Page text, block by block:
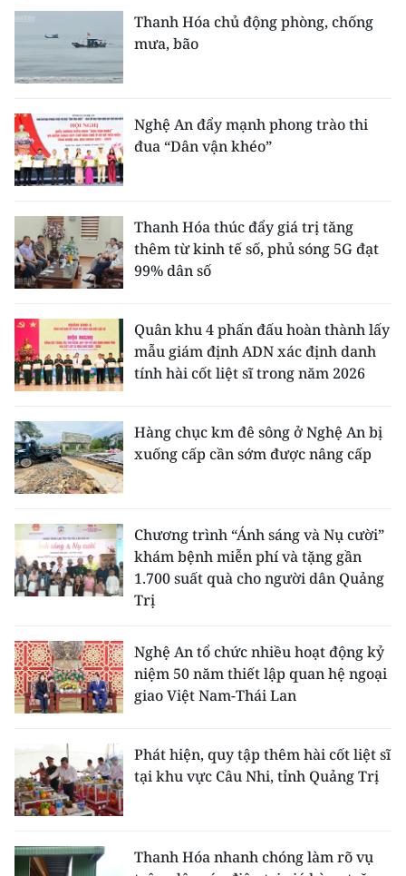
Thanh Hóa chủ động phòng, chống
mưa, bão
Nghệ An đẩy mạnh phong trào thi
đua “Dân vận khéo”
Thanh Hóa thúc đẩy giá trị tăng
thêm từ kinh tế số, phủ sóng 5G đạt
99% dân số
Quân khu 4 phấn đấu hoàn thành lấy
mẫu giám định ADN xác định danh
tính hài cốt liệt sĩ trong năm 2026
Hàng chục km đê sông ở Nghệ An bị
xuống cấp cần sớm được nâng cấp
Chương trình “Ánh sáng và Nụ cười”
khám bệnh miễn phí và tặng gần
1.700 suất quà cho người dân Quảng
Trị
Nghệ An tổ chức nhiều hoạt động kỷ
niệm 50 năm thiết lập quan hệ ngoại
giao Việt Nam-Thái Lan
Phát hiện, quy tập thêm hài cốt liệt sĩ
tại khu vực Câu Nhi, tỉnh Quảng Trị
Thanh Hóa nhanh chóng làm rõ vụ